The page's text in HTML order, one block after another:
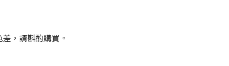
，請斟酌購買。